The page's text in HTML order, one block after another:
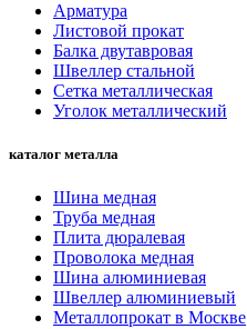
Арматура
Листовой прокат
Балка двутавровая
Швеллер стальной
Сетка металлическая
Уголок металлический
каталог металла
Шина медная
Труба медная
Плита дюралевая
Проволока медная
Шина алюминиевая
Швеллер алюминиевый
Металлопрокат в Москве